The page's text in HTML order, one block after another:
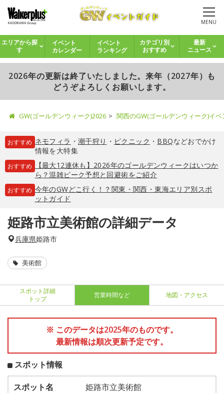
MENU
エリアから探
す
イベント
カレンダー
イベント
ランキング
カテゴリ別
おすすめ
最新
ニュース
2026年の更新は終了いたしました。来年（2027年）も
どうぞよろしくお願いします。
GW(ゴールデンウィーク)2026 関西のGW(ゴールデンウィーク)イ
おすすめ ネモフィラ ・ 潮干狩り ・ ピクニック ・ BBQなどおでかけ
情報を大特集
おすすめ
【最大12連休も】2026年のゴールデンウィークはいつか
ら？混雑ピーク予想と回避術をご紹介
おすすめ 今年のGWどこ行く！？関東・関西・東海エリア別スポ
ットガイド
姫路市立美術館の詳細データ
兵庫県姫路市
美術館
スポット詳細
トップ
営業時間など 地図・アクセス
※ このデータは2025年のものです。
最新情報は順次更新予定です。
スポット情報
スポット名
姫路市立美術館